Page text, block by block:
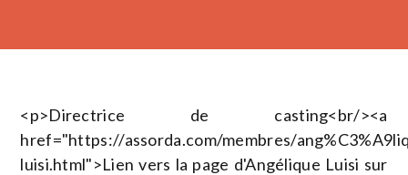
<p>Directrice de casting<br/><a
href="https://assorda.com/membres/
luisi.html">Lien vers la page d'Angélique Luisi sur